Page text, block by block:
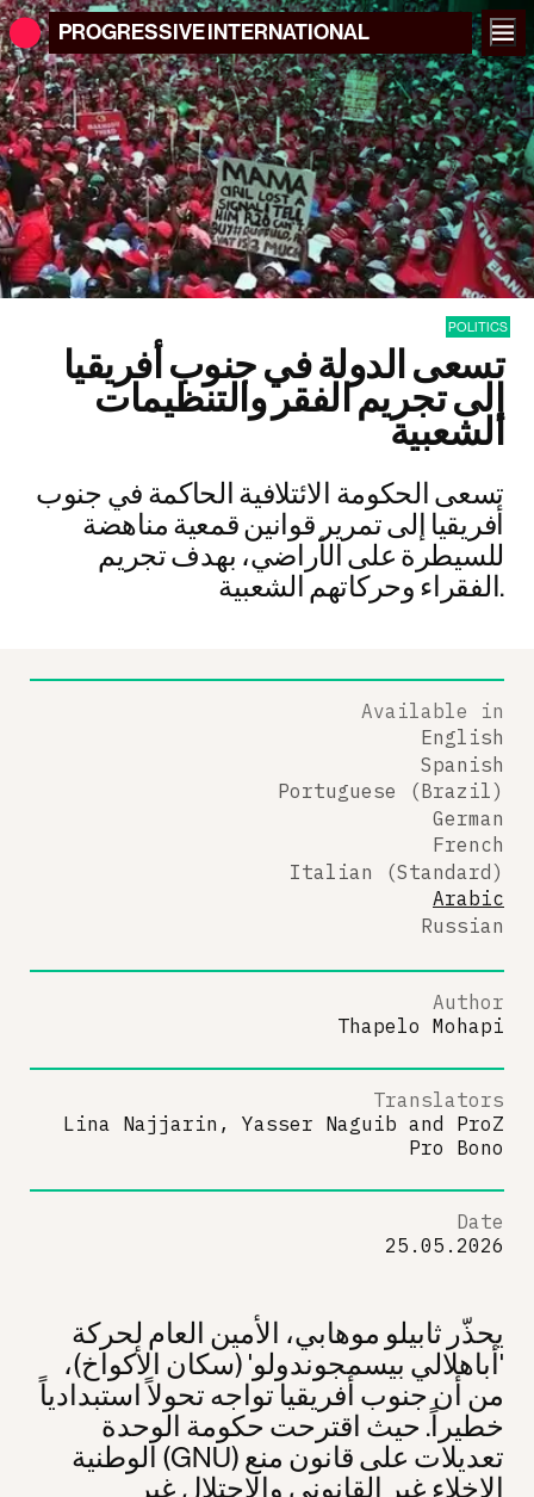
PROGRESSIVEINTERNATIONAL
POLITICS
تسعى الدولة في جنوب أفريقيا
إلى تجريم الفقر والتنظيمات
الشعبية
تسعى الحكومة الائتلافية الحاكمة في جنوب
أفريقيا إلى تمرير قوانين قمعية مناهضة
للسيطرة على الأراضي، بهدف تجريم
الفقراء وحركاتهم الشعبية.
يحذّر ثابيلو موهابي، الأمين العام لحركة
'أباهلالي بيسمجوندولو' (سكان الأكواخ)،
من أن جنوب أفريقيا تواجه تحولاً استبدادياً
خطيراً. حيث اقترحت حكومة الوحدة
الوطنية (GNU) تعديلات على قانون منع
الإخلاء غير القانوني والاحتلال غير
Available in
English
Spanish
Portuguese (Brazil)
German
French
Italian (Standard)
Arabic
Russian
Author
Thapelo Mohapi
Translators
Lina Najjarin, Yasser Naguib and ProZ
Pro Bono
Date
25.05.2026